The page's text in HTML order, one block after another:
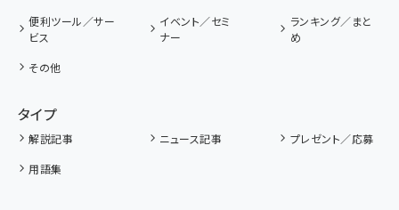
便利ツール／サー
ビス
イベント／セミ
ナー
ランキング／まと
め
その他
タイプ
解説記事 ニュース記事
プレゼント／応募
用語集